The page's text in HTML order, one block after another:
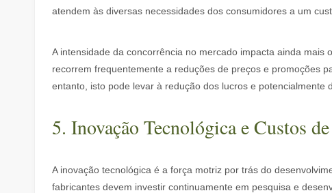
superfícies, a remoção de tinta a laser é uma tecnologia líder. Este
atendem às diversas necessidades dos consumidores a um
A intensidade da concorrência no mercado impacta ainda
recorrem frequentemente a reduções de preços e promoções
entanto, isto pode levar à redução dos lucros e potencialmente
5. Inovação Tecnológica e Custos
A inovação tecnológica é a força motriz por trás do
fabricantes devem investir continuamente em pesquisa e